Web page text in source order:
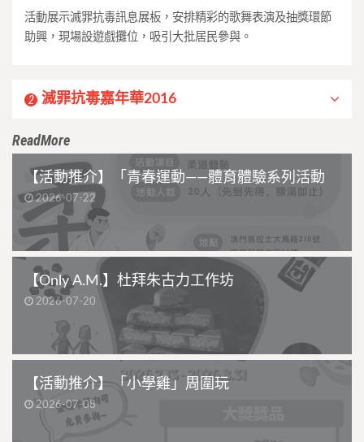
活動展示滅罪抗毒訊息展板，安排精彩的歌舞表演及抽獎環節
助興，現場設遊戲攤位，吸引大批居民參與。
2 滅罪抗毒嘉年華2016
ReadMore
【活動推介】「青春運動——體育體驗系列活動
2026-07-22
【Only A.M.】杜拜朱古力工作坊
2026-07-20
【活動推介】「小學雞」周圍玩
2026-07-08